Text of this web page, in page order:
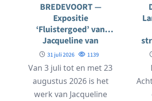
BREDEVOORT —
Expositie
‘Fluistergoed’ van
Jacqueline van
Bergeijk in
Koppelkerk
31 juli 2026 1139
Van 3 juli tot en met 23
augustus 2026 is het
werk van Jacqueline